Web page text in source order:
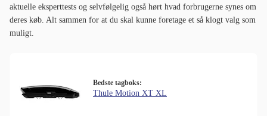
aktuelle eksperttests og selvfølgelig også hørt hvad forbrugerne synes om
deres køb. Alt sammen for at du skal kunne foretage et så klogt valg som
muligt.
Bedste tagboks:
Thule Motion XT XL